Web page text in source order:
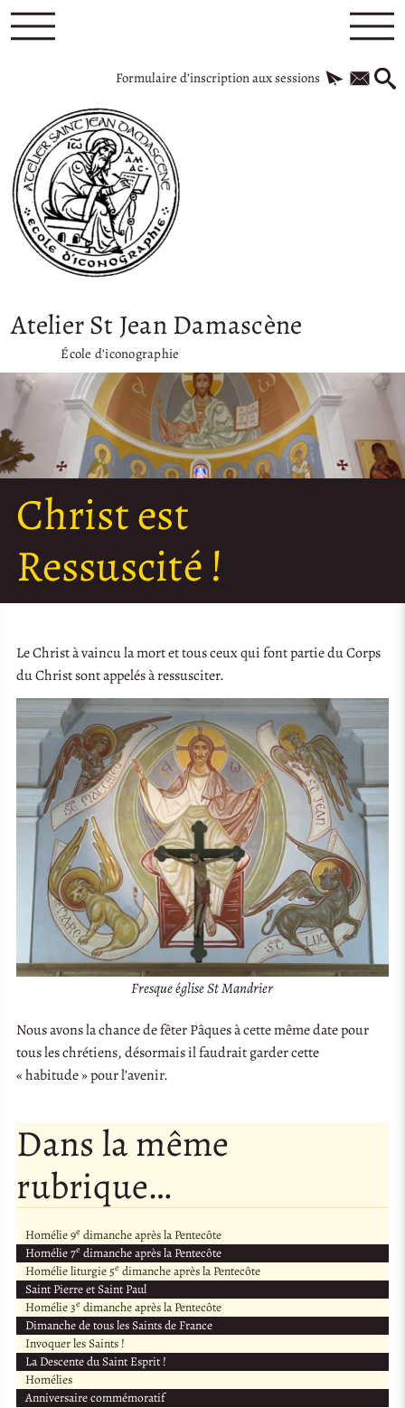
Formulaire d’inscription aux sessions
Atelier St Jean Damascène
École d’iconographie
Christ est
Ressuscité !
Le Christ à vaincu la mort et tous ceux qui font partie du Corps
du Christ sont appelés à ressusciter.
Fresque église St Mandrier
Nous avons la chance de fêter Pâques à cette même date pour
tous les chrétiens, désormais il faudrait garder cette
« habitude » pour l’avenir.
Dans la même
rubrique…
Homélie 9e dimanche après la Pentecôte
Homélie 7e dimanche après la Pentecôte
Homélie liturgie 5e dimanche après la Pentecôte
Saint Pierre et Saint Paul
Homélie 3e dimanche après la Pentecôte
Dimanche de tous les Saints de France
Invoquer les Saints !
La Descente du Saint Esprit !
Homélies
Anniversaire commémoratif